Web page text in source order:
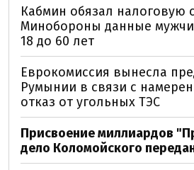
Кабмин обязал налоговую
Минобороны данные
18 до 60 лет
Еврокомиссия вынесла
Румынии в связи с
отказ от угольных ТЭС
Присвоение миллиардов
дело Коломойского